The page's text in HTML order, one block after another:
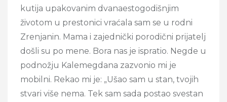
kutija upakovanim dvanaestogodišnjim
životom u prestonici vraćala sam se u rodni
Zrenjanin. Mama i zajednički porodični prijatelj
došli su po mene. Bora nas je ispratio. Negde u
podnožju Kalemegdana zazvonio mi je
mobilni. Rekao mi je: „Ušao sam u stan, tvojih
stvari više nema. Tek sam sada postao svestan